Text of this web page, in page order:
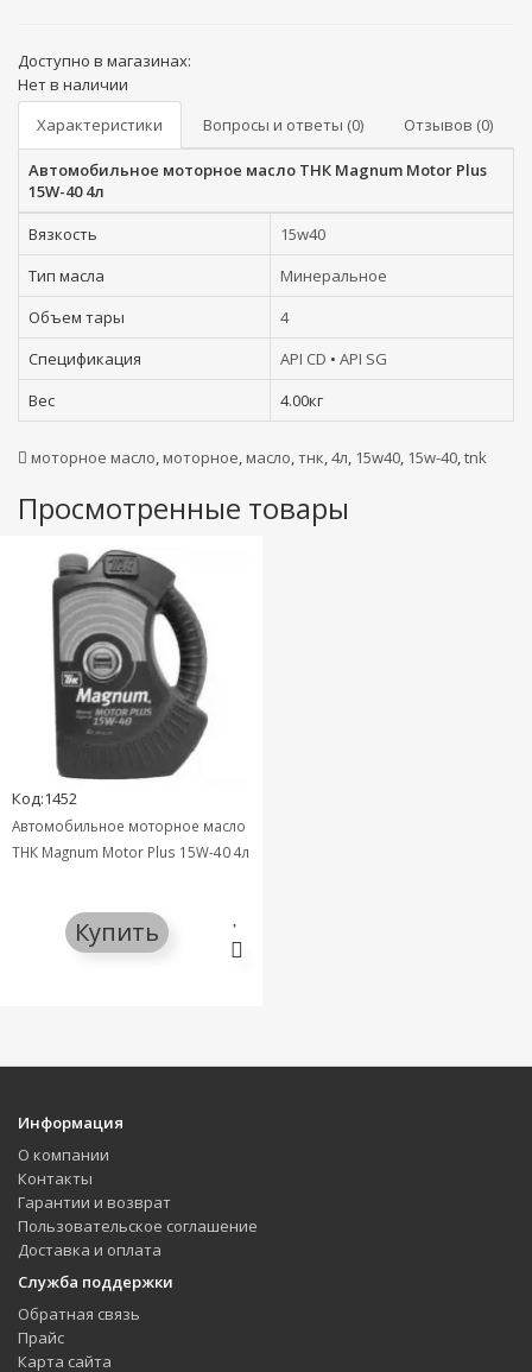
Доступно в магазинах:
Нет в наличии
Характеристики
Вопросы и ответы (0) Отзывов (0)
Автомобильное моторное масло ТНК Magnum Motor Plus
15W-40 4л
Вязкость
15w40
Тип масла
Минеральное
Объем тары
4
Спецификация
API CD • API SG
Вес
4.00кг
моторное масло, моторное, масло,тнк,4л, 15w40, 15w-40,tnk
Просмотренные товары
Код:1452
Автомобильное моторное масло
ТНК Magnum Motor Plus 15W-40 4л
Купить
Информация
О компании
Контакты
Гарантии и возврат
Пользовательское соглашение
Доставка и оплата
Служба поддержки
Обратная связь
Прайс
Карта сайта